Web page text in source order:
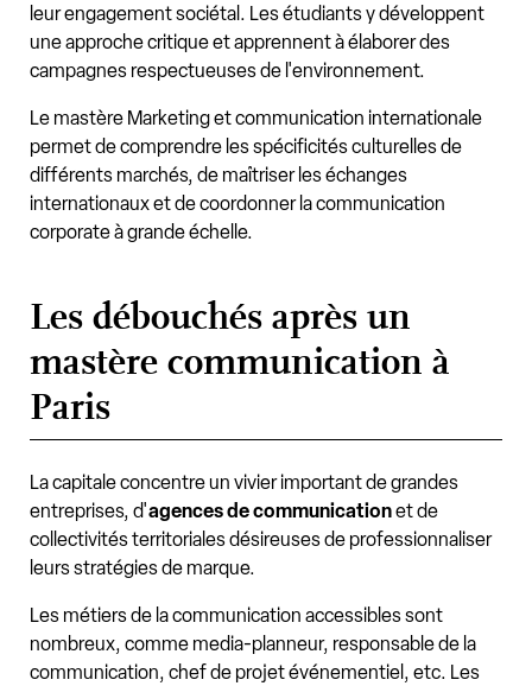
leur engagement sociétal. Les étudiants y développent
une approche critique et apprennent à élaborer des
campagnes respectueuses de l'environnement.
Le mastère Marketing et communication internationale
permet de comprendre les spécificités culturelles de
différents marchés, de maîtriser les échanges
internationaux et de coordonner la communication
corporate à grande échelle.
Les débouchés après un
mastère communication à
Paris
La capitale concentre un vivier important de grandes
entreprises, d'agences de communicationet de
collectivités territoriales désireuses de professionnaliser
leurs stratégies de marque.
Les métiers de la communication accessibles sont
nombreux, comme media-planneur, responsable de la
communication, chef de projet événementiel, etc. Les